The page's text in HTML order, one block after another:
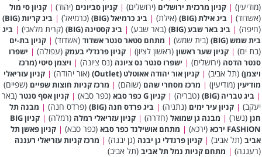
(מודיעין) | קניון מרכזית ירושלים (ירושלים) | קניון סביונים (יהוד) | קניון סי מול
(אשדוד) | ביג אילת (BIG) (אילת) | ביג כרמיאל (BIG) (כרמיאל) | ביג קריות (BIG)
(חיפה) | ביג באר שבע (BIG) (באר שבע) | ביג קסטינה (BIG) (קרית מלאכי) | ביג
בית שמש (BIG)
(בית שמש) | מתחם סטאר סנטר אשדוד (אשדוד) | קניון בת-ים
(בת ים) | קניון שער ראשון (ראשון לציון) | קניון פרנדלי בעמק (עפולה) | ישפרו
סנטר הדסה (ירושלים) | ישפרו סנטר נס ציונה (נס ציונה) | ויצמן סיטי (מרכז
ויצמן) (תל אביב) | קניון אור יהודה אאוטלט (Outlet) (אור יהודה) | קניון עזריאלי
מודיעין (מודיעין) | מרכז מסחרי שהם (שוהם) | מרכז קניות חוצות שפיים (שפיים)
| ביג טבריה (BIG) (טבריה) | קניון G כפר סבא (כפר סבא) | קניון אסף סנטר (באר
יעקב) | קניון עיר ימים (נתניה) | ביג פרדס חנה (BIG) (פרדס חנה) | מבנה תל
חנן (נשר) | מבנה גן שמואל (חדרה) | קניון עזריאלי רמלה (רמלה) |
קניון BIG
FASHION ירכא
(ירכא) | מתחם אושילנד כפר סבא (כפר סבא) | קניון פאשן תל
אביב (תל אביב) | קניון פרנדלי גן יבנה (גן יבנה) | מרכז קניות עזריאלי רעננה
(רעננה) | מתחם קניות נמל תל אביב (תל אביב)